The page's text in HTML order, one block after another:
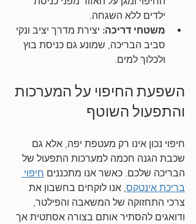
ילדים ללא השגחה.
משטחי דריכה: יצירת מדרך יציב ונקי
סביב הבריכה, שמונע גם כניסת בוץ
ולכלוך למים.
השפעת החיפוי על המערכות
והתפעול השוטף
חיפוי נכון אינו רק מעטפת יפה, אלא גם
שכבת הגנה חכמה למערכות התפעול של
הבריכה שלכם. כאשר אנו מתכננים חיפוי
בריכת אינטקס, אנו לוקחים בחשבון את
צרכי התחזוקה של המשאבה והפילטר,
ודואגים להסתיר אותם בצורה אסתטית אך